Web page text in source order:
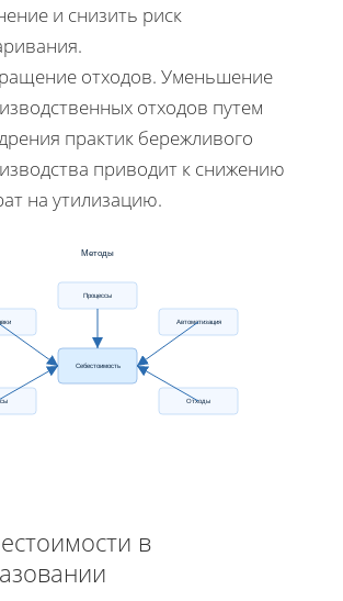
и снизить риск
отходов. Уменьшение
отходов путем
практик бережливого
приводит к снижению
на утилизацию.
Методы
Себестоимость
Процессы
Автоматизация
Отходы
в